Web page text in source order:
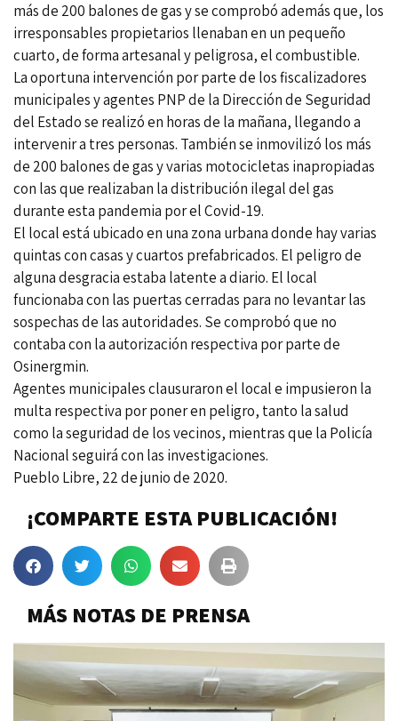
más de 200 balones de gas y se comprobó además que, los
irresponsables propietarios llenaban en un pequeño
cuarto, de forma artesanal y peligrosa, el combustible.
La oportuna intervención por parte de los fiscalizadores
municipales y agentes PNP de la Dirección de Seguridad
del Estado se realizó en horas de la mañana, llegando a
intervenir a tres personas. También se inmovilizó los más
de 200 balones de gas y varias motocicletas inapropiadas
con las que realizaban la distribución ilegal del gas
durante esta pandemia por el Covid-19.
El local está ubicado en una zona urbana donde hay varias
quintas con casas y cuartos prefabricados. El peligro de
alguna desgracia estaba latente a diario. El local
funcionaba con las puertas cerradas para no levantar las
sospechas de las autoridades. Se comprobó que no
contaba con la autorización respectiva por parte de
Osinergmin.
Agentes municipales clausuraron el local e impusieron la
multa respectiva por poner en peligro, tanto la salud
como la seguridad de los vecinos, mientras que la Policía
Nacional seguirá con las investigaciones.
Pueblo Libre, 22 de junio de 2020.
¡COMPARTE ESTA PUBLICACIÓN!
MÁS NOTAS DE PRENSA